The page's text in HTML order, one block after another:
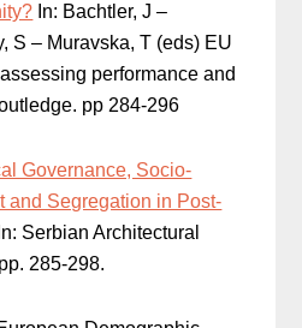
In: Bachtler, J –
S – Muravska, T (eds) EU
performance and
pp 284-296
Governance, Socio-
and Segregation in Post-
Serbian Architectural
285-298.